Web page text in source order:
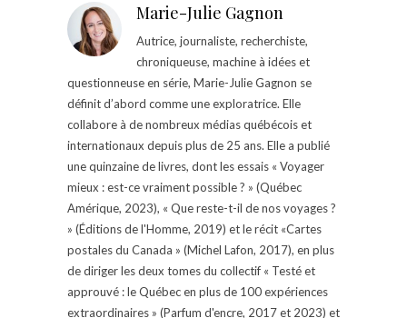
Marie-Julie Gagnon
Autrice, journaliste, recherchiste,
chroniqueuse, machine à idées et
questionneuse en série, Marie-Julie Gagnon se
définit d’abord comme une exploratrice. Elle
collabore à de nombreux médias québécois et
internationaux depuis plus de 25 ans. Elle a publié
une quinzaine de livres, dont les essais « Voyager
mieux : est-ce vraiment possible ? » (Québec
Amérique, 2023), « Que reste-t-il de nos voyages ?
» (Éditions de l'Homme, 2019) et le récit «Cartes
postales du Canada » (Michel Lafon, 2017), en plus
de diriger les deux tomes du collectif « Testé et
approuvé : le Québec en plus de 100 expériences
extraordinaires » (Parfum d'encre, 2017 et 2023) et